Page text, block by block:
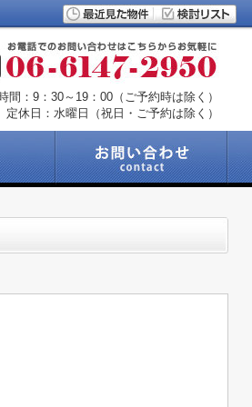
間：9：30～19：00（ご予約時は除く）
定休日：水曜日（祝日・ご予約は除く）